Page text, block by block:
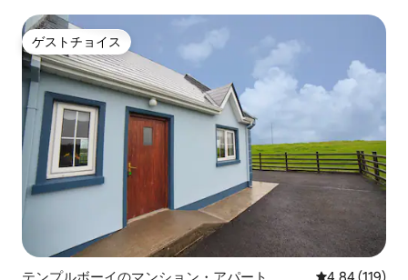
ゲストチョイス
ゲストチョイス